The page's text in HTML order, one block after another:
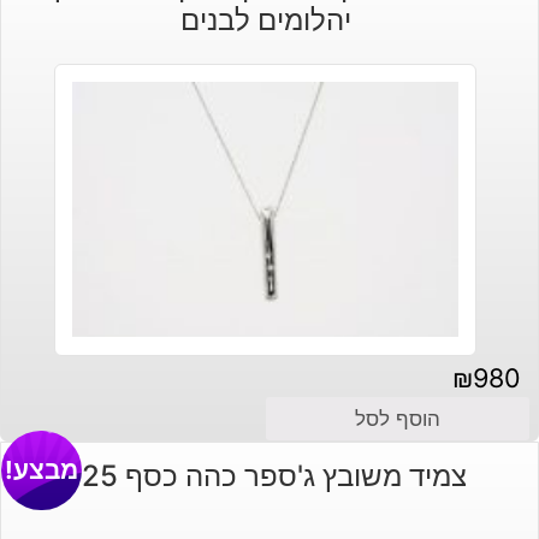
יהלומים לבנים
₪980
הוסף לסל
צמיד משובץ ג'ספר כהה כסף 925 מבצע!